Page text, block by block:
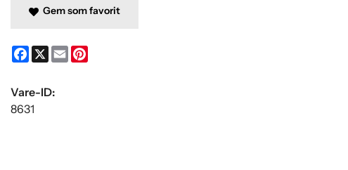
Gem som favorit
Facebook
X Email
Vare-ID:
8631